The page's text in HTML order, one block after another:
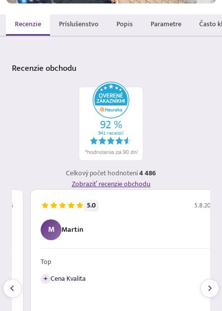
Recenzie Príslušenstvo Popis Parametre Často
Recenzieobchodu
Celkový počet hodnotení4 486
Zobraziť recenzie obchodu
5.0 5.8.2026
Martin
Cena Kvalita